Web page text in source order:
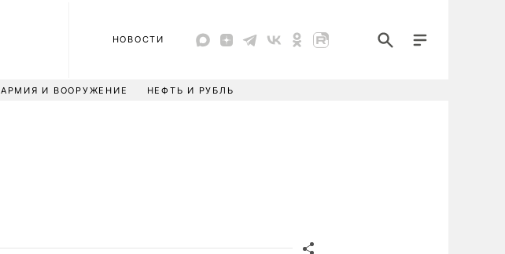
НОВОСТИ
АРМИЯ И ВООРУЖЕНИЕ НЕФТЬ И РУБЛЬ